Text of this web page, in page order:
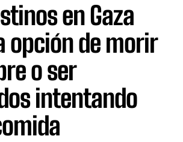
en Gaza
opción de morir
o ser
intentando